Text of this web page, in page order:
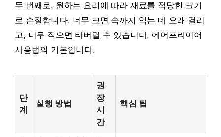
두 번째로, 원하는 요리에 따라 재료를 적당한 크기
로 손질합니다. 너무 크면 속까지 익는 데 오래 걸리
고, 너무 작으면 타버릴 수 있습니다. 에어프라이어
사용법의 기본입니다.
단
계
실행 방법
권
장
시
간
핵심 팁